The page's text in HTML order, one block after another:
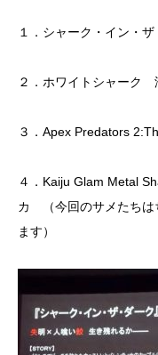
１．シャーク・イン
２．ホワイトシャー
３．Apex Predators
４．Kaiju Glam
カ （今回のサメたちは
ます）